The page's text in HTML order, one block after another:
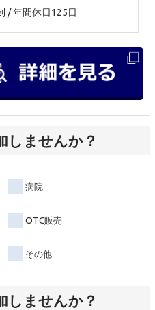
/ 年間休日125日
しませんか？
病院
OTC販売
その他
しませんか？